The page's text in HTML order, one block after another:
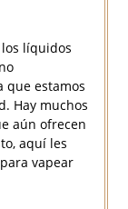
líquidos
que estamos
Hay muchos
aún ofrecen
aquí les
vapear